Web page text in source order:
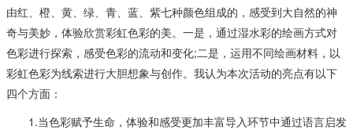
由红、橙、黄、绿、青、蓝、紫七种颜色组成的，感受到大自然的神
奇与美妙，体验欣赏彩虹色彩的美。一是，通过湿水彩的绘画方式对
色彩进行探索，感受色彩的流动和变化;二是，运用不同绘画材料，以
彩虹色彩为线索进行大胆想象与创作。我认为本次活动的亮点有以下
四个方面：
1.当色彩赋予生命，体验和感受更加丰富导入环节中通过语言启发